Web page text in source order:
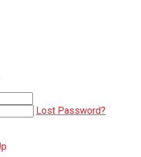
Lost Password?